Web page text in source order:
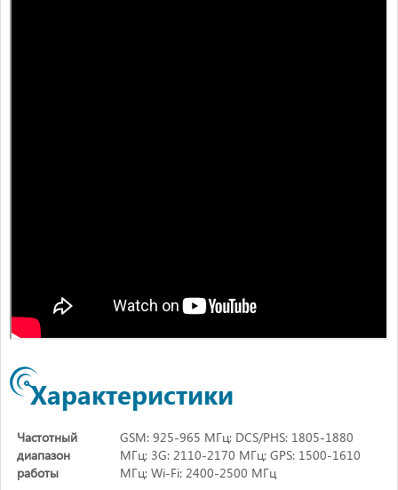
Характеристики
Частотный
диапазон
работы
GSM: 925-965 МГц; DCS/PHS: 1805-1880
МГц; 3G: 2110-2170 МГц; GPS: 1500-1610
МГц; Wi-Fi: 2400-2500 МГц